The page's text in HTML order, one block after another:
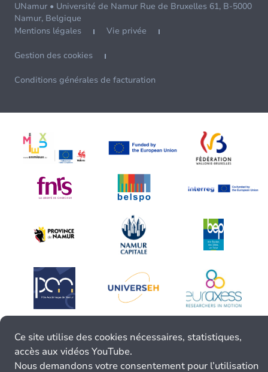
UNamur • Université de Namur Rue de Bruxelles 61, B-5000
Namur, Belgique
Mentions légales
Vie privée
Gestion des cookies
Conditions générales de facturation
Ce site utilise des cookies nécessaires, statistiques,
accès aux vidéos YouTube.
Nous demandons votre consentement pour l’utilisation